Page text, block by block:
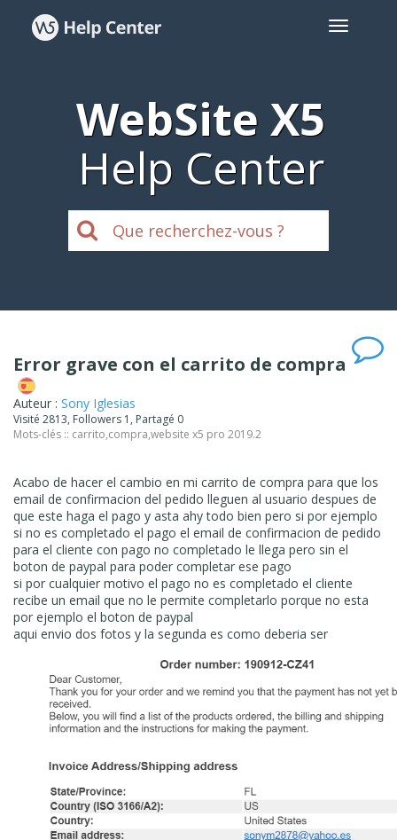
WebSite X5
Help Center
Error grave con el carrito de compra
Auteur : Sony Iglesias
Visité 2813, Followers 1, Partagé 0
Mots-clés :: carrito,compra,website x5 pro 2019.2
Acabo de hacer el cambio en mi carrito de compra para que los
email de confirmacion del pedido lleguen al usuario despues de
que este haga el pago y asta ahy todo bien pero si por ejemplo
si no es completado el pago el email de confirmacion de pedido
para el cliente con pago no completado le llega pero sin el
boton de paypal para poder completar ese pago
si por cualquier motivo el pago no es completado el cliente
recibe un email que no le permite completarlo porque no esta
por ejemplo el boton de paypal
aqui envio dos fotos y la segunda es como deberia ser